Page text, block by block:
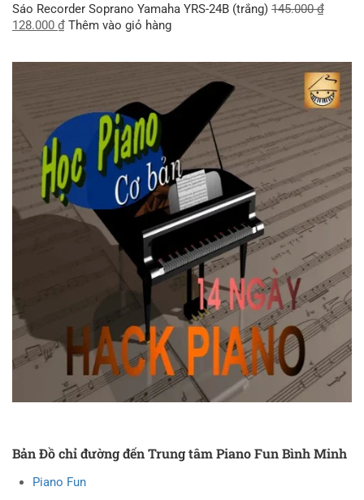
Sáo Recorder Soprano Yamaha YRS-24B (trắng) 145.000₫
128.000 ₫ Thêm vào giỏ hàng
Bản Đồ chỉ đường đến Trung tâm Piano Fun Bình Minh
Piano Fun